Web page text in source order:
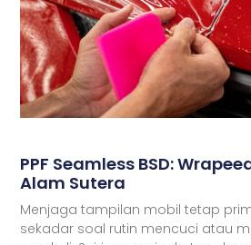
PPF Seamless BSD:
Alam Sutera
Menjaga tampilan mobil tetap
sekadar soal rutin mencuci atau